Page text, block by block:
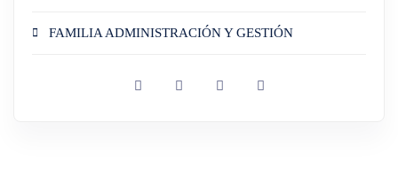
FAMILIA ADMINISTRACIÓN Y GESTIÓN